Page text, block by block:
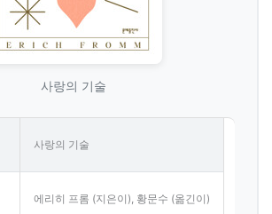
사랑의 기술
사랑의 기술
에리히 프롬 (지은이), 황문수 (옮긴이)